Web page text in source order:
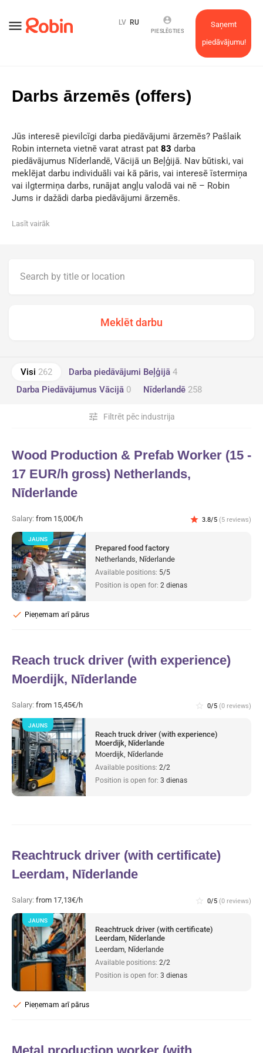
menu
Saņemt
piedāvājumu!
account_circle
PIESLĒGTIES
LV RU
Darbs ārzemēs (offers)
Jūs interesē pievilcīgi darba piedāvājumi ārzemēs? Pašlaik
Robin interneta vietnē varat atrast pat 83 darba
piedāvājumus Nīderlandē, Vācijā un Beļģijā. Nav būtiski, vai
meklējat darbu individuāli vai kā pāris, vai interesē īstermiņa
vai ilgtermiņa darbs, runājat angļu valodā vai nē – Robin
Jums ir dažādi darba piedāvājumi ārzemēs.
Lasīt vairāk
Visi 262 Darba piedāvājumi Beļģijā 4
Darba Piedāvājumus Vācijā 0 Nīderlandē 258
Filtrēt pēc industrija
tune
Wood Production & Prefab Worker (15 -
17 EUR/h gross) Netherlands,
Nīderlande
Salary: from 15,00€/h star 3.8/5 (5 reviews)
Prepared food factory
Netherlands, Nīderlande
Available positions: 5/5
Position is open for: 2 dienas
Pieņemam arī pārus
check
JAUNS
Reach truck driver (with experience)
Moerdijk, Nīderlande
Salary: from 15,45€/h star_border 0/5 (0 reviews)
Reach truck driver (with experience)
Moerdijk, Nīderlande
Moerdijk, Nīderlande
Available positions: 2/2
Position is open for: 3 dienas
JAUNS
Reachtruck driver (with certificate)
Leerdam, Nīderlande
Salary: from 17,13€/h star_border 0/5 (0 reviews)
Reachtruck driver (with certificate)
Leerdam, Nīderlande
Leerdam, Nīderlande
Available positions: 2/2
Position is open for: 3 dienas
Pieņemam arī pārus
check
JAUNS